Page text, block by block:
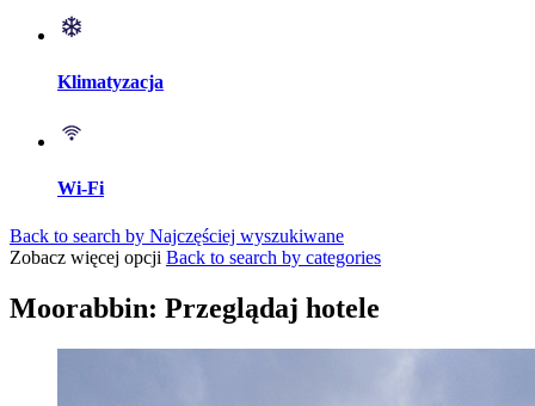
Klimatyzacja
Wi-Fi
Back to search by Najczęściej wyszukiwane
Zobacz więcej opcji Back to search by categories
Moorabbin: Przeglądaj hotele